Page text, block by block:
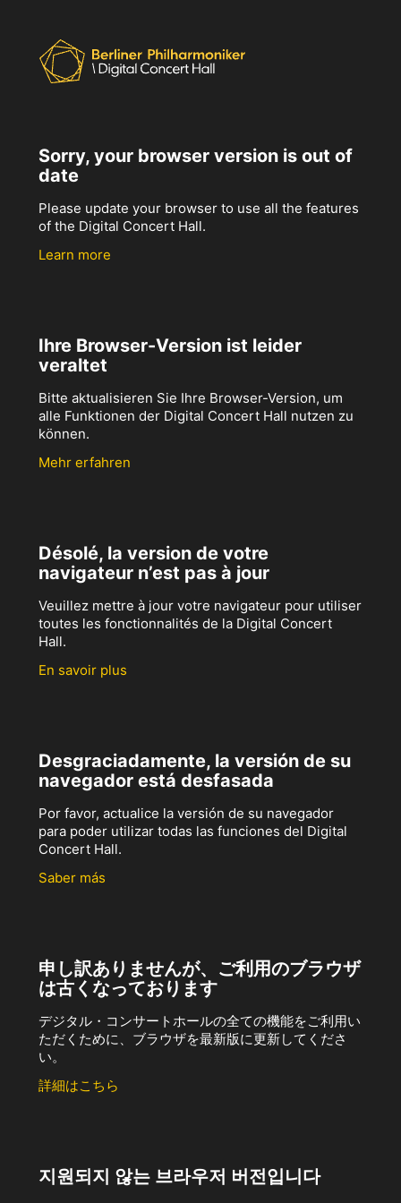
Sorry, your browser version is out of
date
Please update your browser to use all the features
of the Digital Concert Hall.
Learn more
Ihre Browser-Version ist leider
veraltet
Bitte aktualisieren Sie Ihre Browser-Version, um
alle Funktionen der Digital Concert Hall nutzen zu
können.
Mehr erfahren
Désolé, la version de votre
navigateur n’est pas à jour
Veuillez mettre à jour votre navigateur pour utiliser
toutes les fonctionnalités de la Digital Concert
Hall.
En savoir plus
Desgraciadamente, la versión de su
navegador está desfasada
Por favor, actualice la versión de su navegador
para poder utilizar todas las funciones del Digital
Concert Hall.
Saber más
申し訳ありませんが、ご利用のブラウザ
は古くなっております
デジタル・コンサートホールの全ての機能をご利用い
ただくために、ブラウザを最新版に更新してくださ
い。
詳細はこちら
지원되지 않는 브라우저 버전입니다